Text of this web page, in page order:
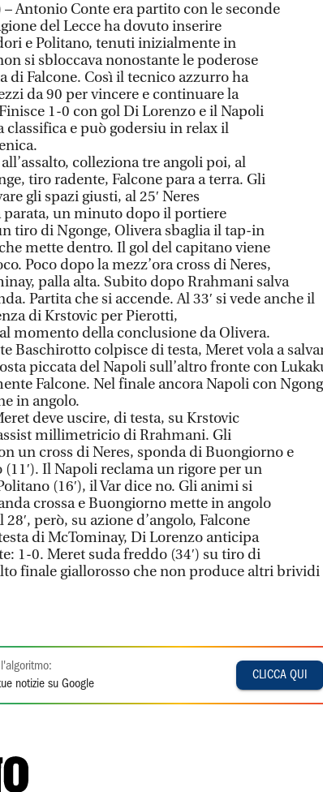
– Antonio Conte era partito con le seconde
del Lecce ha dovuto inserire
e Politano, tenuti inizialmente in
si sbloccava nonostante le poderose
di Falcone. Così il tecnico azzurro ha
da 90 per vincere e continuare la
1-0 con gol Di Lorenzo e il Napoli
classifica e può godersiu in relax il
colleziona tre angoli poi, al
tiro radente, Falcone para a terra. Gli
gli spazi giusti, al 25′ Neres
parata, un minuto dopo il portiere
tiro di Ngonge, Olivera sbaglia il tap-in
mette dentro. Il gol del capitano viene
Poco dopo la mezz’ora cross di Neres,
palla alta. Subito dopo Rrahmani salva
Partita che si accende. Al 33′ si vede anche il
di Krstovic per Pierotti,
momento della conclusione da Olivera.
Baschirotto colpisce di testa, Meret vola a
piccata del Napoli sull’altro fronte con
Falcone. Nel finale ancora Napoli con
in angolo.
deve uscire, di testa, su Krstovic
millimetricio di Rrahmani. Gli
un cross di Neres, sponda di Buongiorno e
(11′). Il Napoli reclama un rigore per un
(16′), il Var dice no. Gli animi si
crossa e Buongiorno mette in angolo
però, su azione d’angolo, Falcone
di McTominay, Di Lorenzo anticipa
1-0. Meret suda freddo (34′) su tiro di
finale giallorosso che non produce altri brividi
notizie su Google
CLICCA QUI